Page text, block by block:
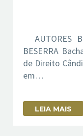
AUTORES
BESERRA
de Direito
em…
LEIA MAIS